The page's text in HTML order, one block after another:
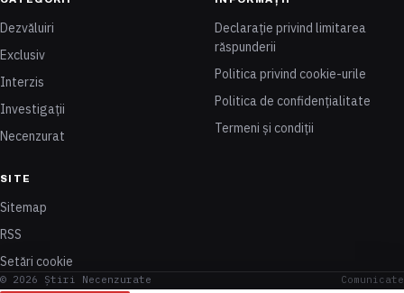
Dezvăluiri
Exclusiv
Interzis
Investigații
Necenzurat
Declarație privind limitarea
răspunderii
Politica privind cookie-urile
Politica de confidențialitate
Termeni și condiții
SITE
Sitemap
RSS
Setări cookie
© 2026 Știri Necenzurate Comunicate